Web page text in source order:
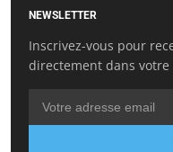
NEWSLETTER
Inscrivez-vous pour
directement dans